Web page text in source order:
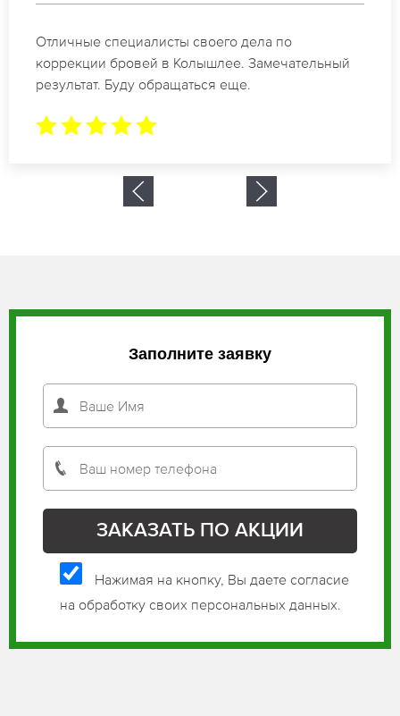
Спасибо огромное. Заказывала татуаж на свадьбу
в Колышлее. За 2 часа все было сделано.
Заполните заявку
Нажимая на кнопку, Вы даете согласие
на обработку своих персональных данных.